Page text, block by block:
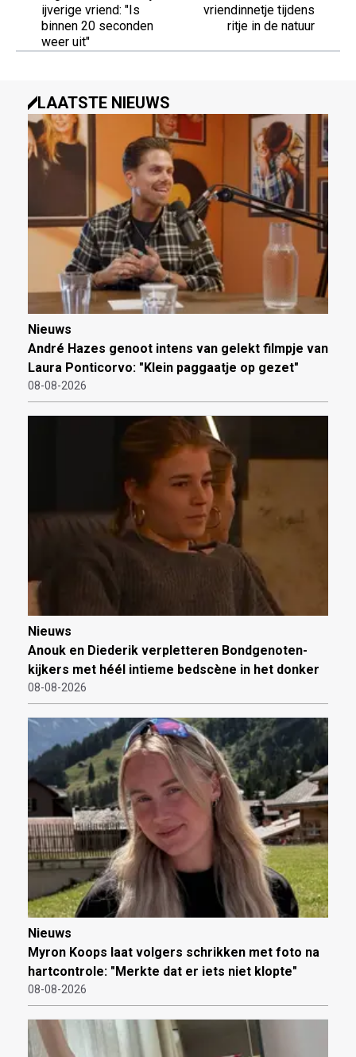
ijverige vriend: "Is
binnen 20 seconden
weer uit"
vriendinnetje tijdens
ritje in de natuur
LAATSTE NIEUWS
Nieuws
André Hazes genoot intens van gelekt filmpje van
Laura Ponticorvo: "Klein paggaatje op gezet"
08-08-2026
Nieuws
Anouk en Diederik verpletteren Bondgenoten-
kijkers met héél intieme bedscène in het donker
08-08-2026
Nieuws
Myron Koops laat volgers schrikken met foto na
hartcontrole: "Merkte dat er iets niet klopte"
08-08-2026